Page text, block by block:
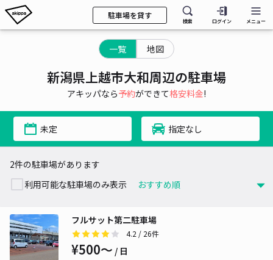
駐車場を貸す
検索 ログイン メニュー
一覧 地図
新潟県上越市大和周辺の駐車場
アキッパなら予約ができて格安料金!
未定 指定なし
2件の駐車場があります
利用可能な駐車場のみ表示
フルサット第二駐車場
4.2 / 26件
¥500〜 / 日